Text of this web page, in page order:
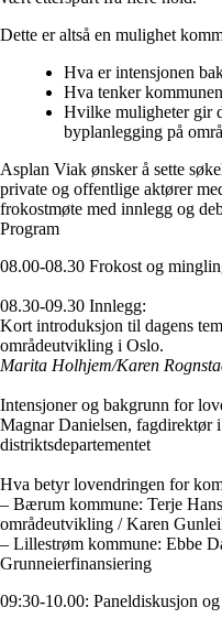
Dette er altså en mulighet
Hva er intensjonen
Hva tenker
Hvilke muligheter gir
byplanlegging på
Asplan Viak ønsker å sette
private og offentlige aktører
frokostmøte med innlegg og
Program
08.00-08.30 Frokost og
08.30-09.30 Innlegg:
Kort introduksjon til dagens
områdeutvikling i Oslo.
Marita Holhjem/Karen
Intensjoner og bakgrunn for
Magnar Danielsen, fagdirektør
distriktsdepartementet
Hva betyr lovendringen for
– Bærum kommune: Terje
områdeutvikling / Karen
– Lillestrøm kommune: Ebbe
Grunneierfinansiering
09:30-10.00: Paneldiskusjon